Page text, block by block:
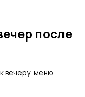
после
вечеру, меню